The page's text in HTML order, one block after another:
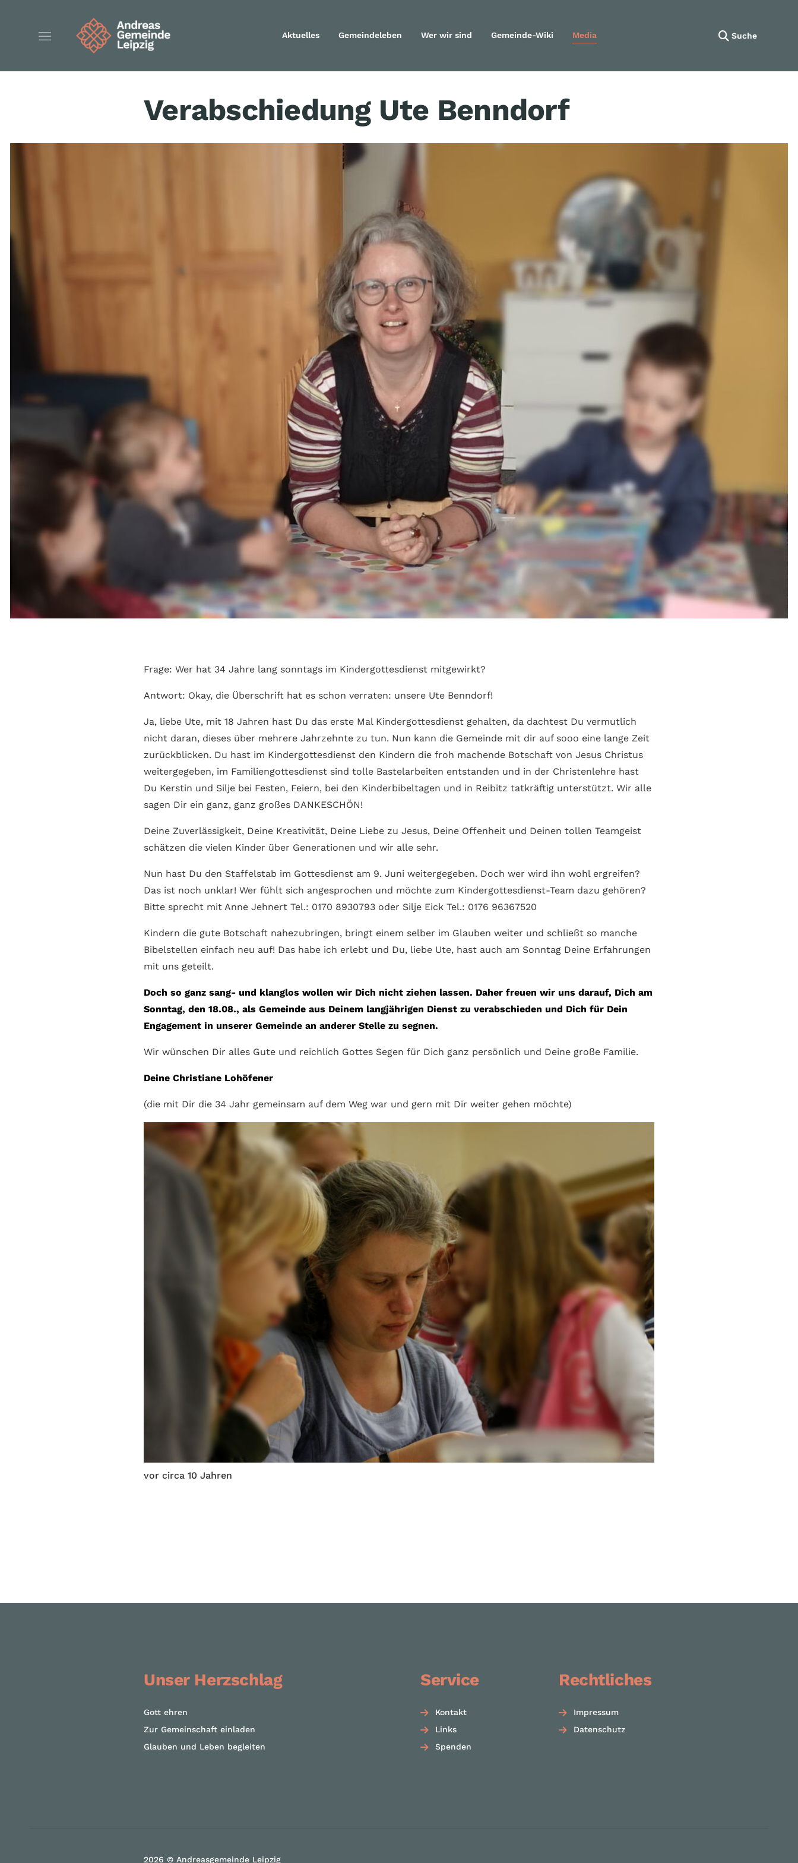
Navigation überspringen
Aktuelles Gemeindeleben Wer wir sind Gemeinde-Wiki Media Suche
Verabschiedung Ute Benndorf
Frage: Wer hat 34 Jahre lang sonntags im Kindergottesdienst mitgewirkt?
Antwort: Okay, die Überschrift hat es schon verraten: unsere Ute Benndorf!
Ja, liebe Ute, mit 18 Jahren hast Du das erste Mal Kindergottesdienst gehalten, da dachtest Du vermutlich
nicht daran, dieses über mehrere Jahrzehnte zu tun. Nun kann die Gemeinde mit dir auf sooo eine lange Zeit
zurückblicken. Du hast im Kindergottesdienst den Kindern die froh machende Botschaft von Jesus Christus
weitergegeben, im Familiengottesdienst sind tolle Bastelarbeiten entstanden und in der Christenlehre hast
Du Kerstin und Silje bei Festen, Feiern, bei den Kinderbibeltagen und in Reibitz tatkräftig unterstützt. Wir alle
sagen Dir ein ganz, ganz großes DANKESCHÖN!
Deine Zuverlässigkeit, Deine Kreativität, Deine Liebe zu Jesus, Deine Offenheit und Deinen tollen Teamgeist
schätzen die vielen Kinder über Generationen und wir alle sehr.
Nun hast Du den Staffelstab im Gottesdienst am 9. Juni weitergegeben. Doch wer wird ihn wohl ergreifen?
Das ist noch unklar! Wer fühlt sich angesprochen und möchte zum Kindergottesdienst-Team dazu gehören?
Bitte sprecht mit Anne Jehnert Tel.: 0170 8930793 oder Silje Eick Tel.: 0176 96367520
Kindern die gute Botschaft nahezubringen, bringt einem selber im Glauben weiter und schließt so manche
Bibelstellen einfach neu auf! Das habe ich erlebt und Du, liebe Ute, hast auch am Sonntag Deine Erfahrungen
mit uns geteilt.
Doch so ganz sang- und klanglos wollen wir Dich nicht ziehen lassen. Daher freuen wir uns darauf, Dich am
Sonntag, den 18.08., als Gemeinde aus Deinem langjährigen Dienst zu verabschieden und Dich für Dein
Engagement in unserer Gemeinde an anderer Stelle zu segnen.
Wir wünschen Dir alles Gute und reichlich Gottes Segen für Dich ganz persönlich und Deine große Familie.
Deine Christiane Lohöfener
(die mit Dir die 34 Jahr gemeinsam auf dem Weg war und gern mit Dir weiter gehen möchte)
vor circa 10 Jahren
Unser Herzschlag
Gott ehren
Zur Gemeinschaft einladen
Glauben und Leben begleiten
Service
Kontakt
Links
Spenden
Rechtliches
Impressum
Datenschutz
2026 © Andreasgemeinde Leipzig